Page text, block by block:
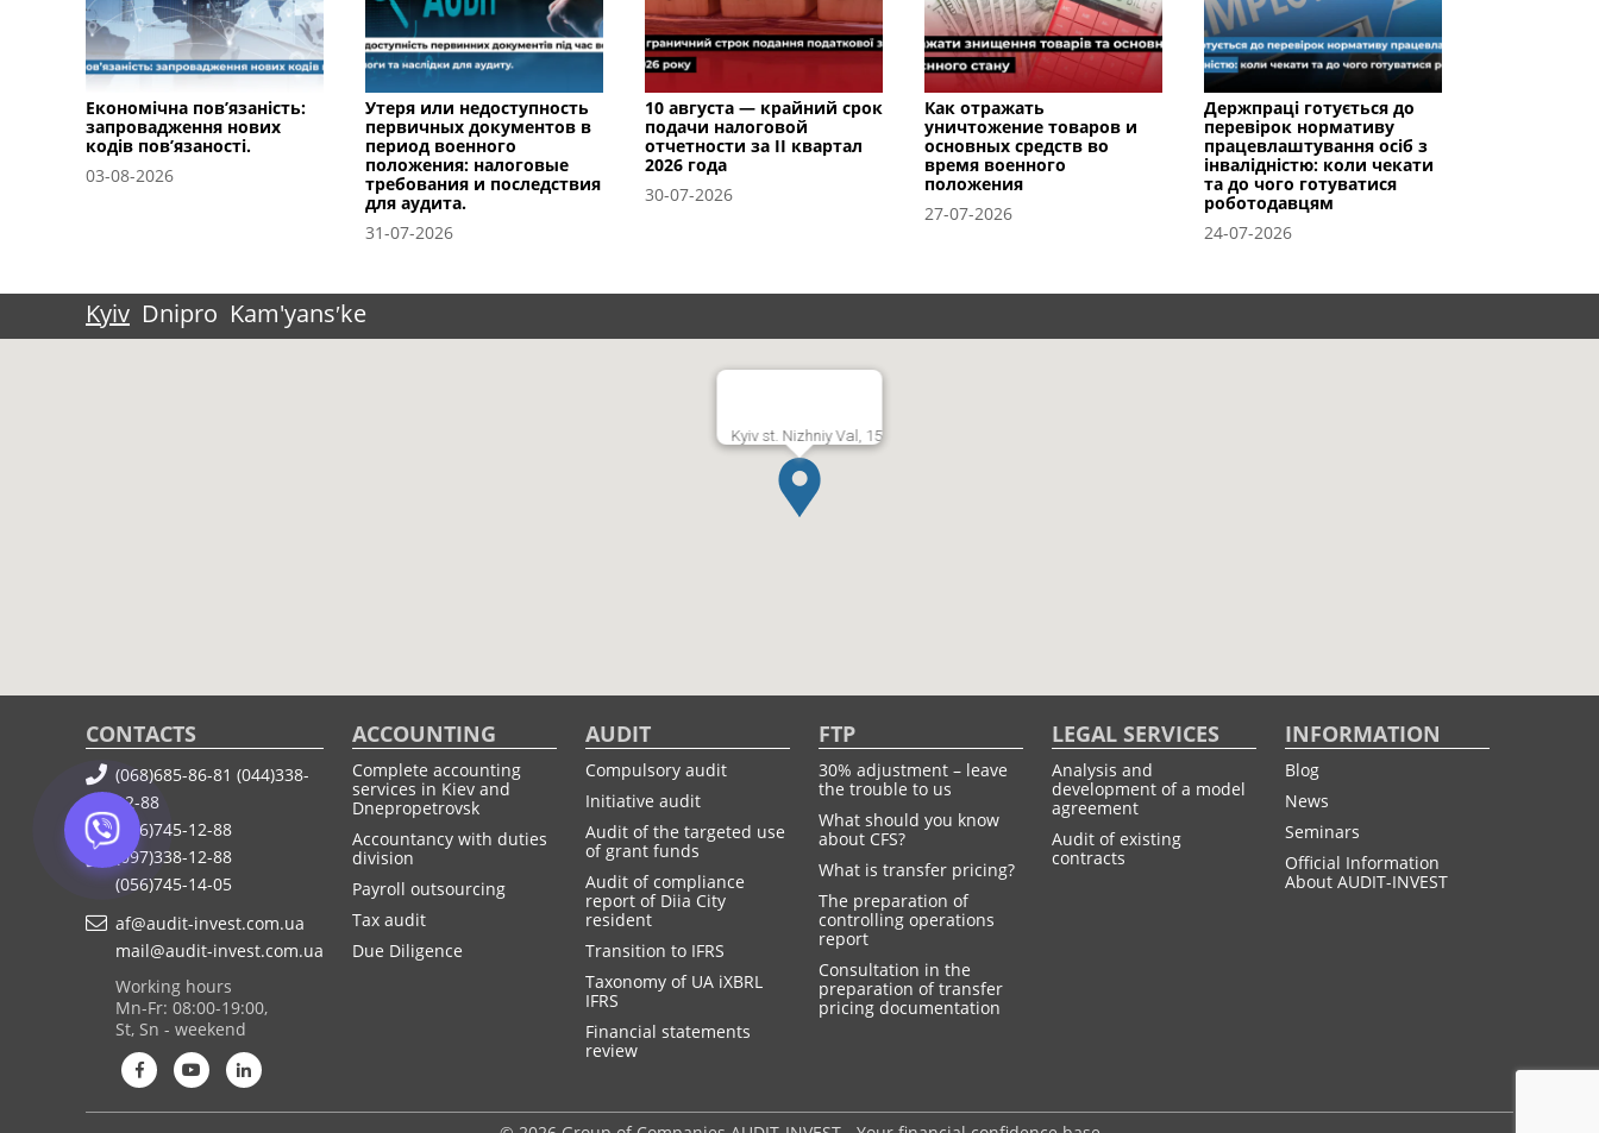
Економічна пов’язаність:
запровадження нових
кодів пов’язаності.
03-08-2026
Утеря или недоступность
первичных документов в
период военного
положения: налоговые
требования и последствия
для аудита.
31-07-2026
10 августа — крайний срок
подачи налоговой
отчетности за II квартал
2026 года
30-07-2026
Как отражать
уничтожение товаров и
основных средств во
время военного
положения
27-07-2026
Держпраці готується до
перевірок нормативу
працевлаштування осіб з
інвалідністю: коли чекати
та до чого готуватися
роботодавцям
24-07-2026
Kyiv Dnipro Kam'yansʹke
Kyiv st. Nizhniy Val, 15
CONTACTS
(068)685-86-81 (044)338-
12-88
(056)745-12-88
(097)338-12-88
(056)745-14-05
af@audit-invest.com.ua
mail@audit-invest.com.ua
Working hours
Mn-Fr: 08:00-19:00,
St, Sn - weekend
ACCOUNTING
Complete accounting
services in Kiev and
Dnepropetrovsk
Accountancy with duties
division
Payroll outsourcing
Tax audit
Due Diligence
AUDIT
Compulsory audit
Initiative audit
Audit of the targeted use
of grant funds
Audit of compliance
report of Diia City
resident
Transition to IFRS
Taxonomy of UA іXBRL
IFRS
Financial statements
review
FTP
30% adjustment – leave
the trouble to us
What should you know
about CFS?
What is transfer pricing?
The preparation of
controlling operations
report
Consultation in the
preparation of transfer
pricing documentation
LEGAL SERVICES
Analysis and
development of a model
agreement
Audit of existing
contracts
INFORMATION
Blog
News
Seminars
Official Information
About AUDIT-INVEST